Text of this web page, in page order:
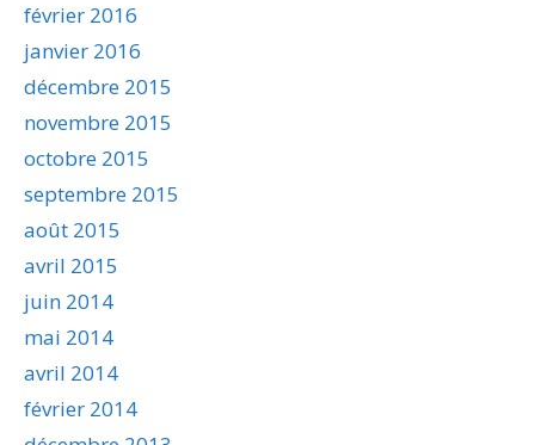
février 2016
janvier 2016
décembre 2015
novembre 2015
octobre 2015
septembre 2015
août 2015
avril 2015
juin 2014
mai 2014
avril 2014
février 2014